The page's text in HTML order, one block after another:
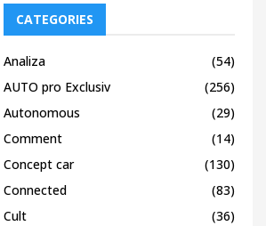
CATEGORIES
Analiza
(54)
AUTO pro Exclusiv
(256)
Autonomous
(29)
Comment
(14)
Concept car
(130)
Connected
(83)
Cult
(36)